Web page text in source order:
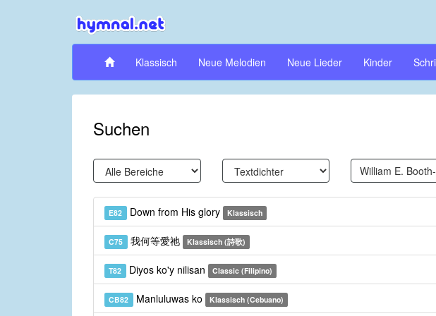
Klassisch Neue Melodien Neue Lieder Kinder
Suchen
E82 Down from His glory Klassisch
C75 我何等愛祂 Klassisch (詩歌)
T82 Diyos ko'y nilisan Classic (Filipino)
CB82 Manluluwas ko Klassisch (Cebuano)